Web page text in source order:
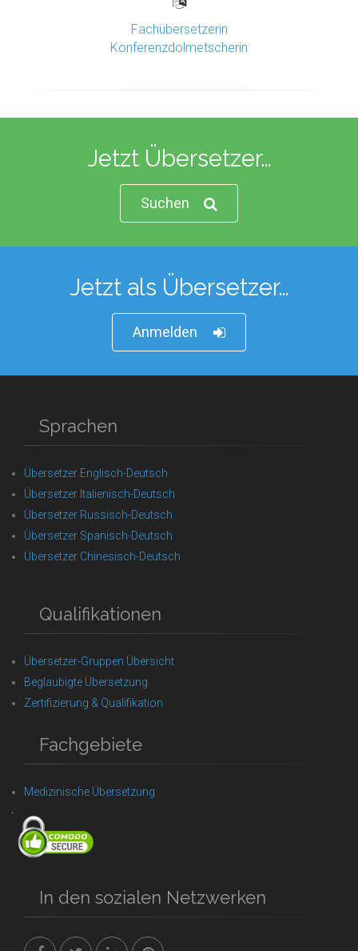
Fachübersetzerin
Konferenzdolmetscherin
Jetzt Übersetzer…
Suchen
Jetzt als Übersetzer…
Anmelden
Sprachen
Übersetzer Englisch-Deutsch
Übersetzer Italienisch-Deutsch
Übersetzer Russisch-Deutsch
Übersetzer Spanisch-Deutsch
Übersetzer Chinesisch-Deutsch
Qualifikationen
Übersetzer-Gruppen Übersicht
Beglaubigte Übersetzung
Zertifizierung & Qualifikation
Fachgebiete
Medizinische Übersetzung
In den sozialen Netzwerken